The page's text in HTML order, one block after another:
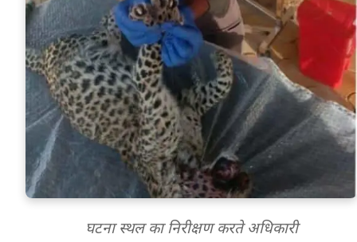
घटना स्थल का निरीक्षण करते अधिकारी